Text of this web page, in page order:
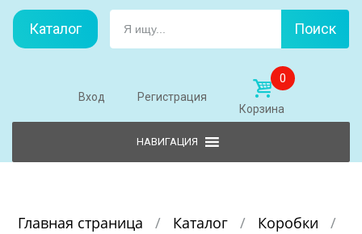
Каталог Поиск
Вход Регистрация
0
Корзина
Главная страница / Каталог / Коробки
/